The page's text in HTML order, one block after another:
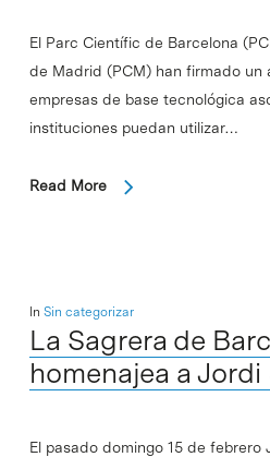
El Parc Científic de Barcelona
de Madrid (PCM) han firmado un
empresas de base tecnológica
instituciones puedan utilizar…
Read More
In Sin categorizar
La Sagrera de
homenajea a
El pasado domingo 15 de